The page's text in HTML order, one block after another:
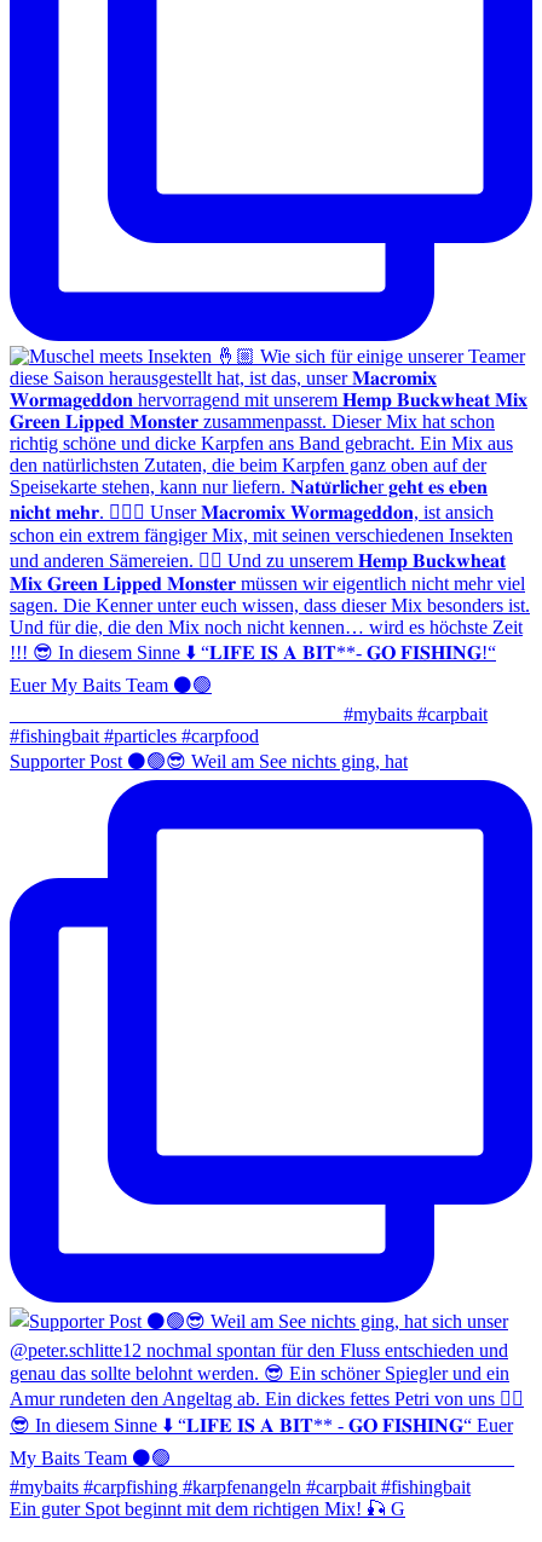
Supporter Post ⚫️🟢😎 Weil am See nichts ging, hat
Ein guter Spot beginnt mit dem richtigen Mix! 🎣 G